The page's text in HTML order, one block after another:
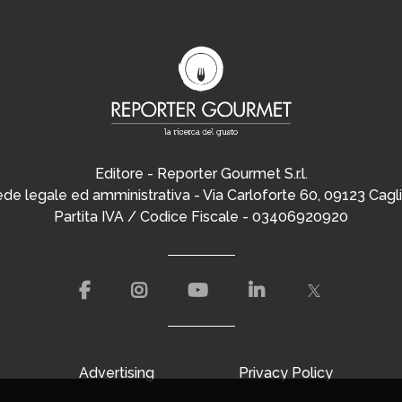
Editore - Reporter Gourmet S.r.l.
legale ed amministrativa - Via Carloforte 60, 09123
Partita IVA / Codice Fiscale - 03406920920
Advertising Privacy Policy